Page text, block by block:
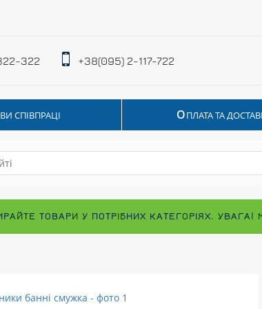
322 +38(095) 2-117-722
СПІВПРАЦІ ОПЛАТА ТА
ТОВАРИ У ПОТРІБНИХ КАТЕГОРІЯХ.